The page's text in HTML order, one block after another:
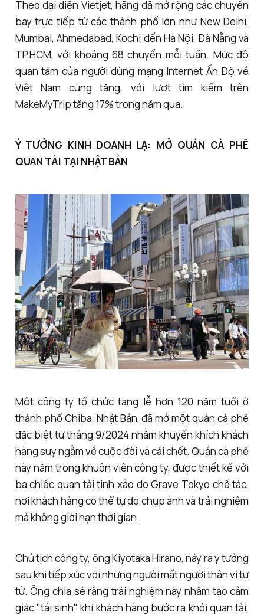
Theo đại diện Vietjet, hãng đã mở rộng các chuyến
bay trực tiếp từ các thành phố lớn như New Delhi,
Mumbai, Ahmedabad, Kochi đến Hà Nội, Đà Nẵng và
TP.HCM, với khoảng 68 chuyến mỗi tuần. Mức độ
quan tâm của người dùng mạng Internet Ấn Độ về
Việt Nam cũng tăng, với lượt tìm kiếm trên
MakeMyTrip tăng 17% trong năm qua.
Ý TƯỞNG KINH DOANH LẠ: MỞ QUÁN CÀ PHÊ
QUAN TÀI TẠI NHẬT BẢN
Một công ty tổ chức tang lễ hơn 120 năm tuổi ở
thành phố Chiba, Nhật Bản, đã mở một quán cà phê
đặc biệt từ tháng 9/2024 nhằm khuyến khích khách
hàng suy ngẫm về cuộc đời và cái chết. Quán cà phê
này nằm trong khuôn viên công ty, được thiết kế với
ba chiếc quan tài tinh xảo do Grave Tokyo chế tác,
nơi khách hàng có thể tự do chụp ảnh và trải nghiệm
mà không giới hạn thời gian.
Chủ tịch công ty, ông Kiyotaka Hirano, nảy ra ý tưởng
sau khi tiếp xúc với những người mất người thân vì tự
tử. Ông chia sẻ rằng trải nghiệm này nhằm tạo cảm
giác "tái sinh" khi khách hàng bước ra khỏi quan tài,